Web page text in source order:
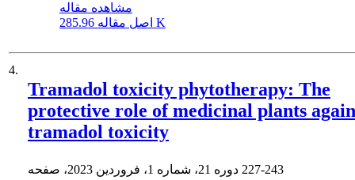
مشاهده مقاله
اصل مقاله 285.96 K
4.
Tramadol toxicity phytotherapy: The
protective role of medicinal plants
tramadol toxicity
227-243